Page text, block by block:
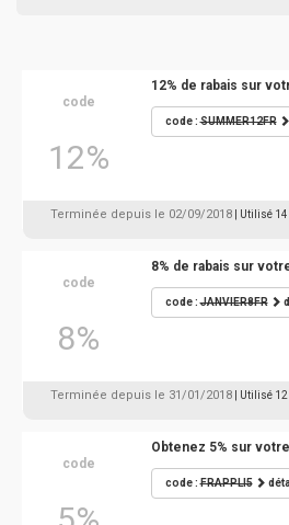
code
12%
12% de rabais sur
code :SUMMER12FR
Terminée depuis le 02/09/2018 | Utilisé
code
8%
8% de rabais sur
code :JANVIER8FR
Terminée depuis le 31/01/2018 | Utilisé
code
Obtenez 5% sur
code :FRAPPLI5